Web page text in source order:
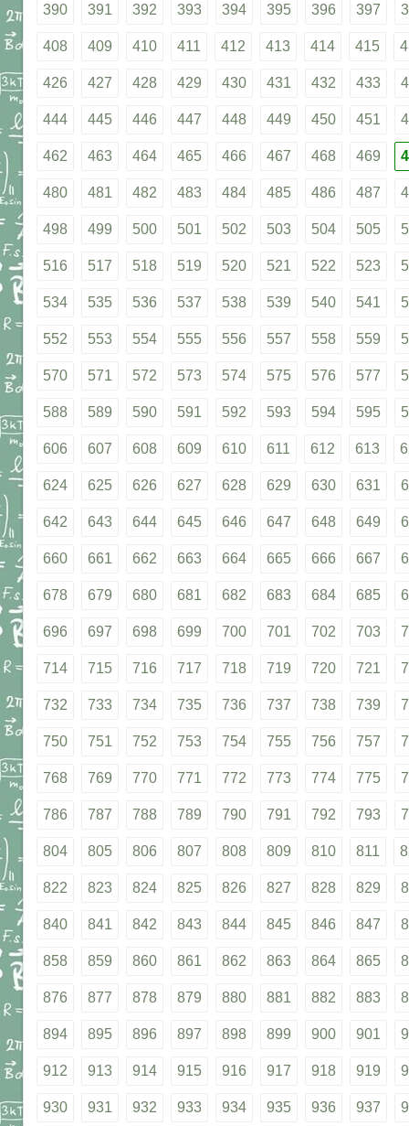
390 391 392 393 394 395 396 397
408 409 410 411 412 413 414 415
426 427 428 429 430 431 432 433
444 445 446 447 448 449 450 451
462 463 464 465 466 467 468 469
480 481 482 483 484 485 486 487
498 499 500 501 502 503 504 505
516 517 518 519 520 521 522 523
534 535 536 537 538 539 540 541
552 553 554 555 556 557 558 559
570 571 572 573 574 575 576 577
588 589 590 591 592 593 594 595
606 607 608 609 610 611 612 613
624 625 626 627 628 629 630 631
642 643 644 645 646 647 648 649
660 661 662 663 664 665 666 667
678 679 680 681 682 683 684 685
696 697 698 699 700 701 702 703
714 715 716 717 718 719 720 721
732 733 734 735 736 737 738 739
750 751 752 753 754 755 756 757
768 769 770 771 772 773 774 775
786 787 788 789 790 791 792 793
804 805 806 807 808 809 810 811
822 823 824 825 826 827 828 829
840 841 842 843 844 845 846 847
858 859 860 861 862 863 864 865
876 877 878 879 880 881 882 883
894 895 896 897 898 899 900 901
912 913 914 915 916 917 918 919
930 931 932 933 934 935 936 937